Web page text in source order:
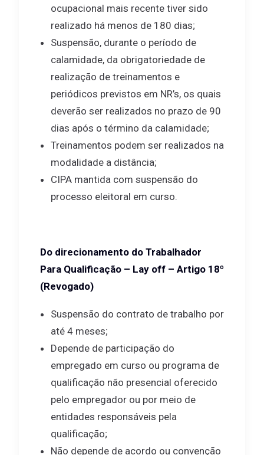
ocupacional mais recente tiver sido
realizado há menos de 180 dias;
Suspensão, durante o período de
calamidade, da obrigatoriedade de
realização de treinamentos e
periódicos previstos em NR’s, os quais
deverão ser realizados no prazo de 90
dias após o término da calamidade;
Treinamentos podem ser realizados na
modalidade a distância;
CIPA mantida com suspensão do
processo eleitoral em curso.
Do direcionamento do Trabalhador
Para Qualificação – Lay off – Artigo 18º
(Revogado)
Suspensão do contrato de trabalho por
até 4 meses;
Depende de participação do
empregado em curso ou programa de
qualificação não presencial oferecido
pelo empregador ou por meio de
entidades responsáveis pela
qualificação;
Não depende de acordo ou convenção